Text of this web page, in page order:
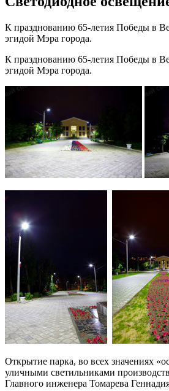
К празднованию 65-летия Победы в
эгидой Мэра города.
К празднованию 65-летия Победы в
эгидой Мэра города.
Открытие парка, во всех значениях
уличными светильниками
Главного инженера Томарева